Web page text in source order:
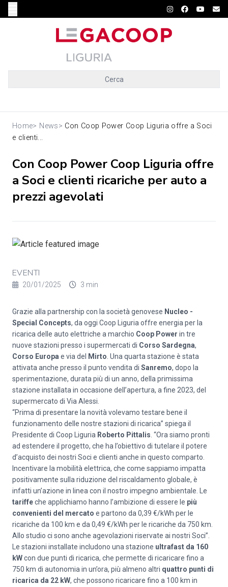
Cerca
Home> News> Con Coop Power Coop Liguria offre a Soci
e clienti...
Con Coop Power Coop Liguria offre
a Soci e clienti ricariche per auto a
prezzi agevolati
EVENTI
20/01/2025 3 min
Grazie alla partnership con la società genovese Nucleo -
Special Concepts, da oggi Coop Liguria offre energia per la
ricarica delle auto elettriche a marchio Coop Power in tre
nuove stazioni presso i supermercati di Corso Sardegna,
Corso Europa e via del Mirto . Una quarta stazione è stata
attivata anche presso il punto vendita di Sanremo, dopo la
sperimentazione, durata più di un anno, della primissima
stazione installata in occasione dell’apertura, a fine 2023, del
supermercato di Via Alessi.
“Prima di presentare la novità volevamo testare bene il
funzionamento delle nostre stazioni di ricarica” spiega il
Presidente di Coop Liguria Roberto Pittalis . “Ora siamo pronti
ad estendere il progetto, che ha l’obiettivo di tutelare il potere
d’acquisto dei nostri Soci e clienti anche in questo comparto.
Incentivare la mobilità elettrica, che come sappiamo impatta
positivamente sulla riduzione del riscaldamento globale, è
infatti un’azione in linea con il nostro impegno ambientale. Le
tariffeche applichiamo hanno l’ambizione di essere le più
convenienti del mercato e partono da 0,39 €/kWh per le
ricariche da 100 km e da 0,49 €/kWh per le ricariche da 750 km.
Allo studio ci sono anche agevolazioni riservate ai nostri Soci”.
Le stazioni installate includono una stazione ultrafast da 160
kWcon due punti di ricarica, che permette di ricaricare fino a
750 km di autonomia in un’ora, più almeno altri quattro punti di
ricarica da 22 kW, che possono ricaricare fino a 100 km in